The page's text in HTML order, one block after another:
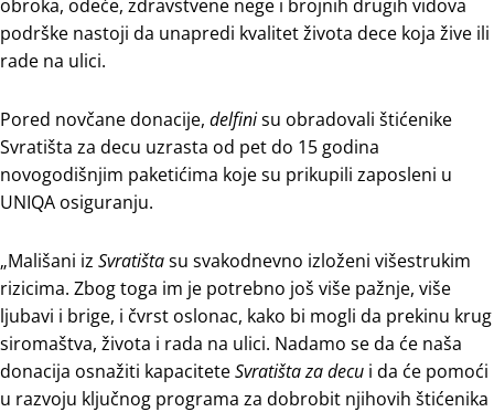
obroka, odeće, zdravstvene nege i brojnih drugih vidova
podrške nastoji da unapredi kvalitet života dece koja žive ili
rade na ulici.
Pored novčane donacije, delfinisu obradovali štićenike
Svratišta za decu uzrasta od pet do 15 godina
novogodišnjim paketićima koje su prikupili zaposleni u
UNIQA osiguranju.
„Mališani iz Svratištasu svakodnevno izloženi višestrukim
rizicima. Zbog toga im je potrebno još više pažnje, više
ljubavi i brige, i čvrst oslonac, kako bi mogli da prekinu krug
siromaštva, života i rada na ulici. Nadamo se da će naša
donacija osnažiti kapaciteteSvratišta za decu i da će pomoći
u razvoju ključnog programa za dobrobit njihovih štićenika